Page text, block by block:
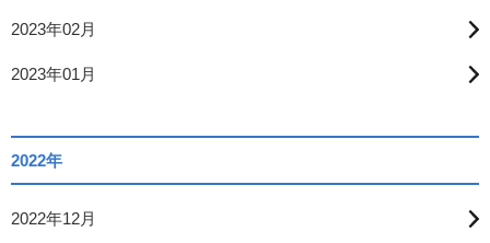
2023年02月
2023年01月
2022年
2022年12月